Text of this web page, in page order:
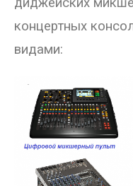
- Конфигурирование и
концертных залов
- Улучшаем звучание —
- Выбираем
Контакты
Cart (0Items)
концертных
видами: